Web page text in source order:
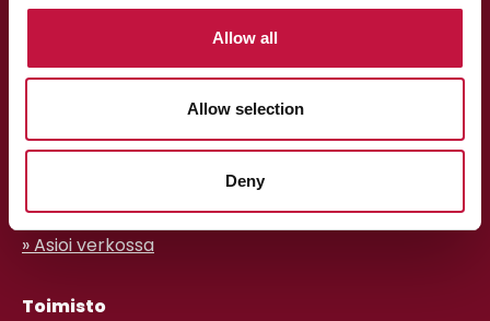
Allow all
Allow selection
Deny
Asiakaspalvelu
013 318 198 arkisin klo 9–15
asiakaspalvelu@puhas.fi
» Asioi verkossa
Toimisto